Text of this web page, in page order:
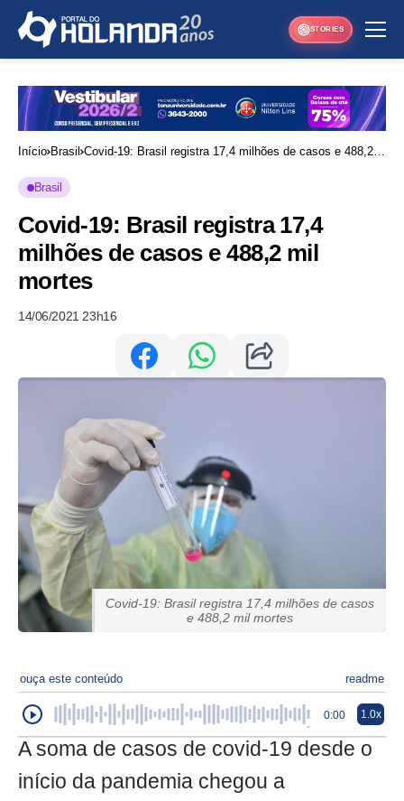
STORIES
Início Brasil Covid-19: Brasil registra 17,4 milhões de casos e 488,2
Brasil
Covid-19: Brasil registra 17,4
milhões de casos e 488,2 mil
mortes
14/06/2021 23h16
Covid-19: Brasil registra 17,4 milhões de casos
e 488,2 mil mortes
ouça este conteúdo readme
0:00 1.0x
A soma de casos de covid-19 desde o
início da pandemia chegou a